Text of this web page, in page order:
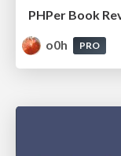
PHPer Book
o0h
PRO